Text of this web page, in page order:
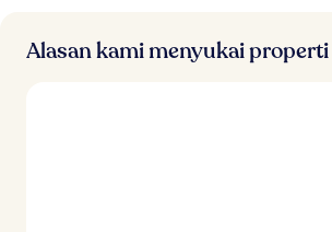
Alasan kami menyukai